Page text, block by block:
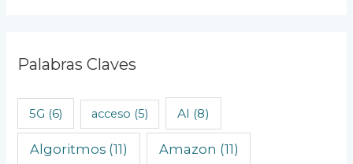
c
o
Palabras Claves
5G (6) acceso (5) AI (8)
Algoritmos (11) Amazon (11)